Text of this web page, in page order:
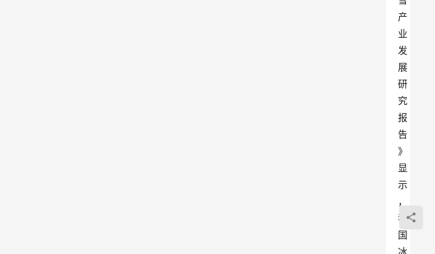
产
业
发
展
研
究
报
告
》
显
示
，
我
国
冰